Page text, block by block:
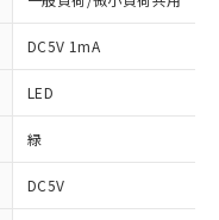
DC5V 1mA
LED
緑
DC5V